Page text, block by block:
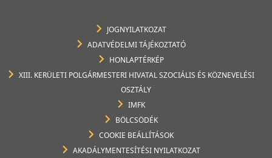
JOGNYILATKOZAT
ADATVÉDELMI TÁJÉKOZTATÓ
HONLAPTÉRKÉP
XIII. KERÜLETI POLGÁRMESTERI HIVATAL SZOCIÁLIS ÉS KÖZNEVELÉSI
OSZTÁLY
IMFK
BÖLCSÖDÉK
COOKIE BEÁLLÍTÁSOK
AKADÁLYMENTESÍTÉSI NYILATKOZAT